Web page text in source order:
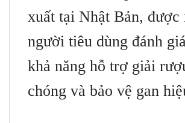
xuất tại Nhật Bản, được
người tiêu dùng đánh
khả năng hỗ trợ giải
chóng và bảo vệ gan